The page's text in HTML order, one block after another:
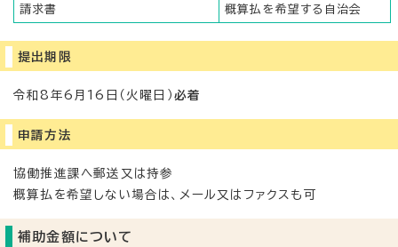
請求書 概算払を希望する自治会
提出期限
令和8年6月16日（火曜日） 必着
申請方法
協働推進課へ郵送又は持参
概算払を希望しない場合は、メール又はファクスも可
補助金額について